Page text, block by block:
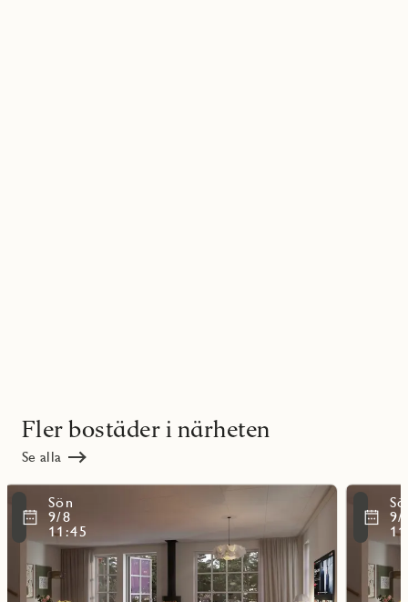
Fler bostäder i närheten
Se alla
Sön
9/8
11:45
Läs
mer
objekt
Lo19
9/
Läs
mer
objekt
Lo08